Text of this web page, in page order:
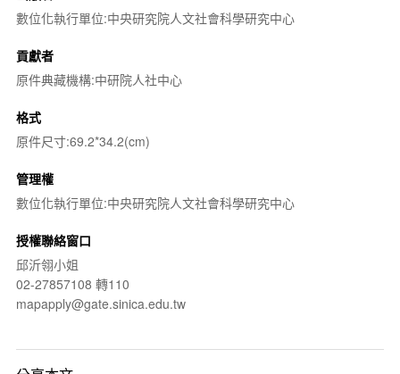
數位化執行單位:中央研究院人文社會科學研究中心
貢獻者
原件典藏機構:中研院人社中心
格式
原件尺寸:69.2*34.2(cm)
管理權
數位化執行單位:中央研究院人文社會科學研究中心
授權聯絡窗口
邱沂翎小姐
02-27857108 轉110
mapapply@gate.sinica.edu.tw